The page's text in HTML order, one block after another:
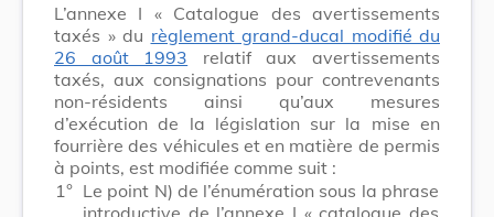
L’annexe I « Catalogue des avertissements
taxés » du règlement grand-ducal modifié du
26 août 1993 relatif aux avertissements
taxés, aux consignations pour contrevenants
non-résidents ainsi qu’aux mesures
d’exécution de la législation sur la mise en
fourrière des véhicules et en matière de permis
à points, est modifiée comme suit :
1° Le point N) de l’énumération sous la phrase
introductive de l’annexe I « catalogue des